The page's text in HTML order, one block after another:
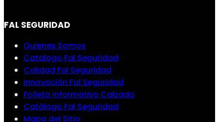
FAL SEGURIDAD
Quienes Somos
Catálogo Fal Seguridad
Calidad Fal Seguridad
Innovación Fal Seguridad
Folleto informativo Calzado
Catálogo Fal Seguridad
Mapa del Sitio